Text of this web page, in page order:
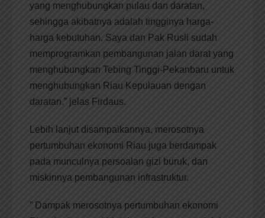
yang menghubungkan pulau dan daratan,
sehingga akibatnya adalah tingginya harga-
harga kebutuhan. Saya dan Pak Rusli sudah
memprogramkan pembangunan jalan darat yang
menghubungkan Tebing Tinggi-Pekanbaru untuk
menghubungkan Riau Kepulauan dengan
daratan.” jelas Firdaus.
Lebih lanjut disampaikannya, merosotnya
pertumbuhan ekonomi Riau juga berdampak
pada munculnya persoalan gizi buruk, dan
miskinnya pembangunan infrastruktur.
” Dampak merosotnya pertumbuhan ekonomi